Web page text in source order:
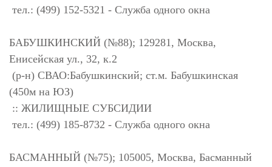
тел.: (499) 152-5321 - Служба одного окна
БАБУШКИНСКИЙ (№88); 129281, Москва,
Енисейская ул., 32, к.2
(р-н) СВАО:Бабушкинский; ст.м. Бабушкинская
(450м на ЮЗ)
:: ЖИЛИЩНЫЕ СУБСИДИИ
тел.: (499) 185-8732 - Служба одного окна
БАСМАННЫЙ (№75); 105005, Москва, Басманный